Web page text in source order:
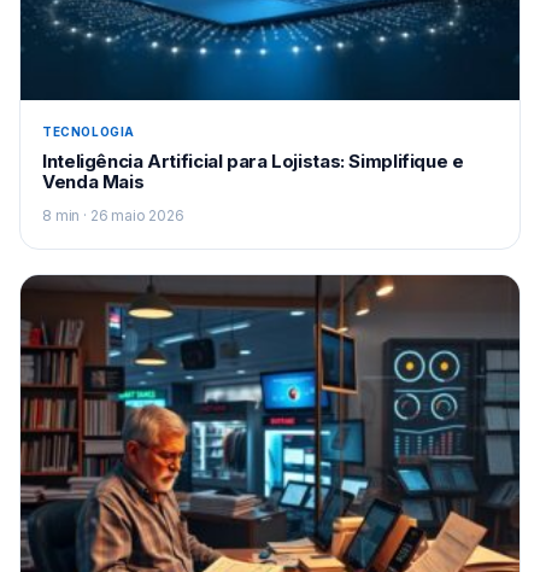
TECNOLOGIA
Inteligência Artificial para Lojistas: Simplifique e
Venda Mais
8 min · 26 maio 2026